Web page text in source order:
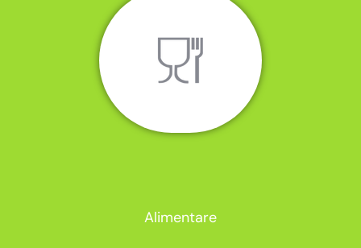
Alimentare